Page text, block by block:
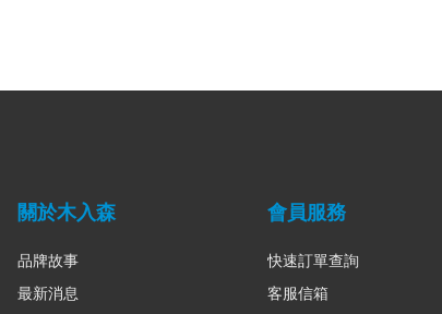
關於木入森
品牌故事
最新消息
會員服務
快速訂單查詢
客服信箱